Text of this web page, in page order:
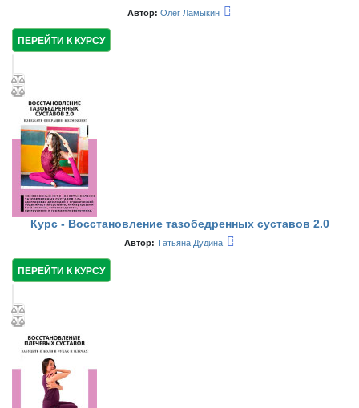
Автор: Олег Ламыкин
ПЕРЕЙТИ К КУРСУ
Курс - Восстановление тазобедренных суставов 2.0
Автор: Татьяна Дудина
ПЕРЕЙТИ К КУРСУ